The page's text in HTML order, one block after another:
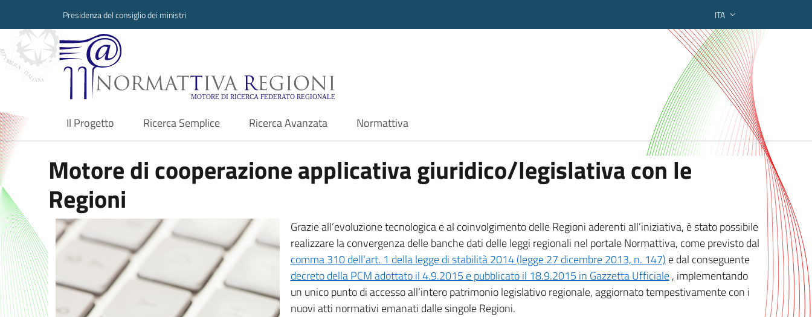
Presidenza del consiglio dei ministri ITA
Normattiva Regioni - Motore di ricerca federato regionale
Il Progetto
current Ricerca Semplice Ricerca Avanzata Normattiva
Motore di cooperazione applicativa giuridico/legislativa con le
Regioni
Grazie all’evoluzione tecnologica e al coinvolgimento delle Regioni aderenti all’iniziativa, è stato possibile
realizzare la convergenza delle banche dati delle leggi regionali nel portale Normattiva, come previsto dal
comma 310 dell’art. 1 della legge di stabilità 2014 (legge 27 dicembre 2013, n. 147) e dal conseguente
decreto della PCM adottato il 4.9.2015 e pubblicato il 18.9.2015 in Gazzetta Ufficiale, implementando
un unico punto di accesso all’intero patrimonio legislativo regionale, aggiornato tempestivamente con i
nuovi atti normativi emanati dalle singole Regioni.